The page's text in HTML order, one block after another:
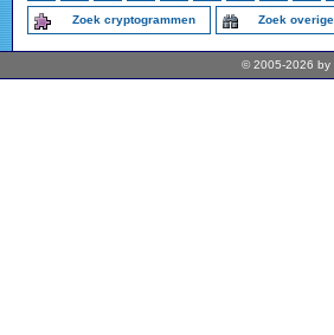
Zoek cryptogrammen Zoek
© 2005-2026 by